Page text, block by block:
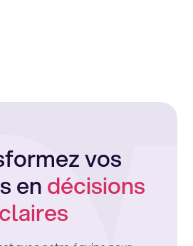
vos
endécisions
claires